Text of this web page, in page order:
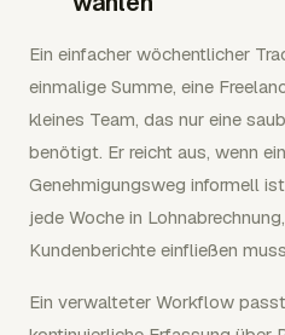
Ein einfacher wöchentlicher
einmalige Summe, eine
kleines Team, das nur eine
benötigt. Er reicht aus, wenn
Genehmigungsweg informell
jede Woche in
Kundenberichte einfließen
Ein verwalteter Workflow